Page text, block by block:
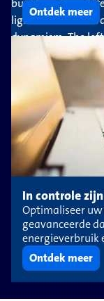
Ontdek meer
In controle zijn
Optimaliseer
geavanceerde
energieverbruik
Ontdek meer